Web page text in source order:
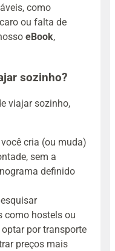
como
ou falta de
eBook,
sozinho?
viajar sozinho,
cria (ou muda)
sem a
definido
como hostels ou
por transporte
preços mais